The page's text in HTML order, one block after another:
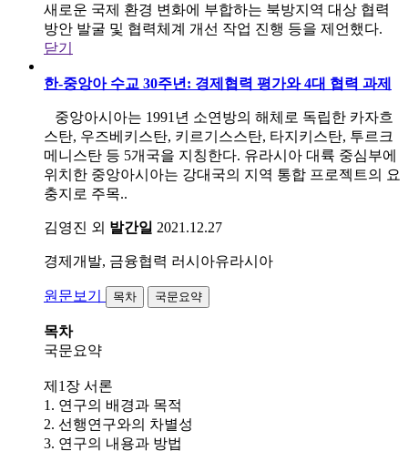
새로운 국제 환경 변화에 부합하는 북방지역 대상 협력
방안 발굴 및 협력체계 개선 작업 진행 등을 제언했다.
닫기
한-중앙아 수교 30주년: 경제협력 평가와 4대 협력 과제
중앙아시아는 1991년 소연방의 해체로 독립한 카자흐
스탄, 우즈베키스탄, 키르기스스탄, 타지키스탄, 투르크
메니스탄 등 5개국을 지칭한다. 유라시아 대륙 중심부에
위치한 중앙아시아는 강대국의 지역 통합 프로젝트의 요
충지로 주목..
김영진 외 발간일 2021.12.27
경제개발, 금융협력 러시아유라시아
원문보기 목차 국문요약
목차
국문요약
제1장 서론
1. 연구의 배경과 목적
2. 선행연구와의 차별성
3. 연구의 내용과 방법